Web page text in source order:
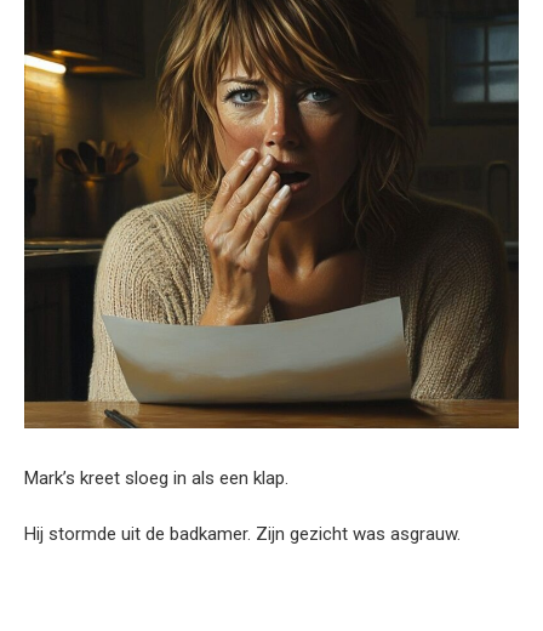
Mark’s kreet sloeg in als een klap.
Hij stormde uit de badkamer. Zijn gezicht was asgrauw.